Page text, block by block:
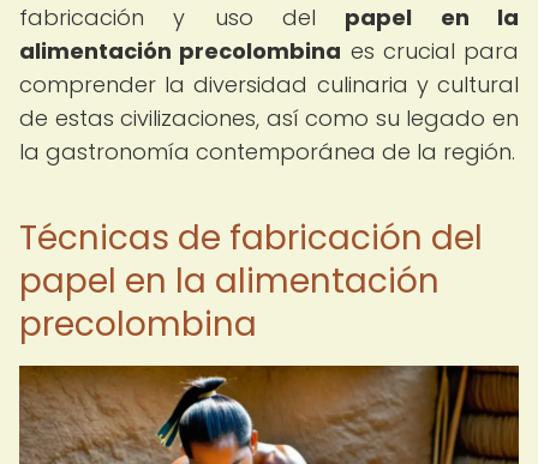
fabricación y uso del papel en la
alimentación precolombina es crucial para
comprender la diversidad culinaria y cultural
de estas civilizaciones, así como su legado en
la gastronomía contemporánea de la región.
Técnicas de fabricación del
papel en la alimentación
precolombina